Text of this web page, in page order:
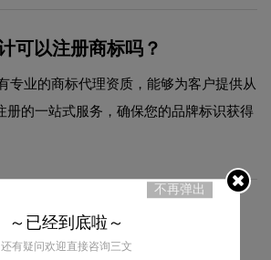
可以注册商标吗？
专业的商标代理资质，能够为客户提供从
册的一站式服务，确保您的品牌标识获得
职业技术学院标志logo图片:
不再弹出
～已经到底啦～
还有疑问欢迎直接咨询三文